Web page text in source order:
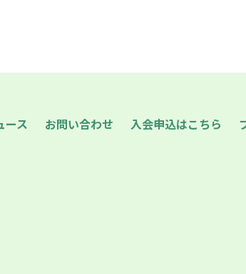
ース お問い合わせ 入会申込はこちら